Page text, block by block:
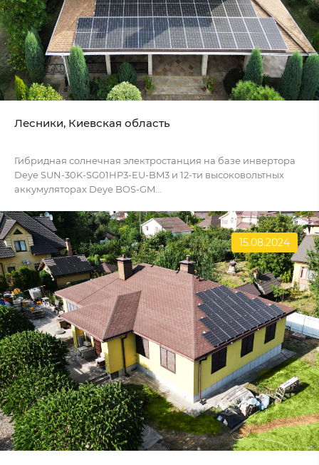
Лесники, Киевская область
Гибридная солнечная электростанция на базе инвертора
Deye SUN-30K-SG01HP3-EU-BM3 и 12-ти высоковольтных
аккумуляторах Deye BOS-GM...
15.08.2024